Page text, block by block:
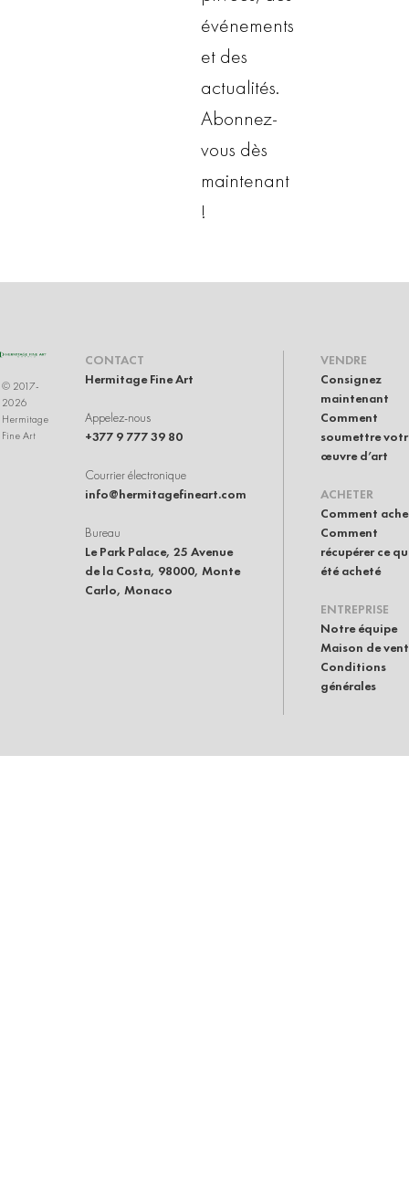
événements
et des
actualités.
Abonnez-
vous dès
maintenant
!
© 2017-
2026
Hermitage
Fine Art
CONTACT
Hermitage Fine Art
Appelez-nous
+377 9 777 39 80
Courrier électronique
info@hermitagefineart.com
Bureau
Le Park Palace, 25 Avenue
de la Costa, 98000, Monte
Carlo, Monaco
VENDRE
Consignez
maintenant
Comment
soumettre
œuvre d’art
ACHETER
Comment
Comment
récupérer ce
été acheté
ENTREPRISE
Notre équipe
Maison de
Conditions
générales